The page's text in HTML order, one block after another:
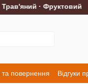
· Фруктовий🎁
повернення Відгуки